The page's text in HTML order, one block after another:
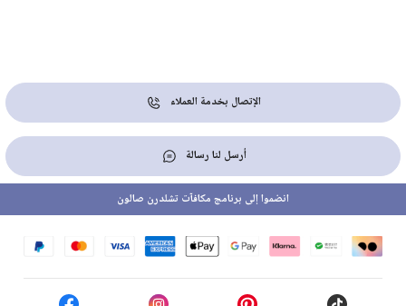
الإتصال بخدمة العملاء
أرسل لنا رسالة
انضموا إلى برنامج مكافآت تشلدرن صالون